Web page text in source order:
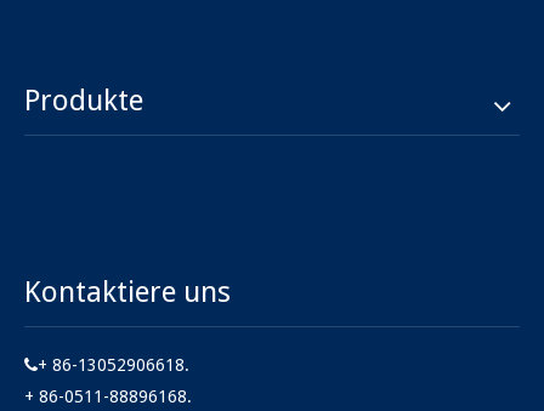
Produkte
Kontaktiere uns
+ 86-13052906618.
+ 86-0511-88896168.